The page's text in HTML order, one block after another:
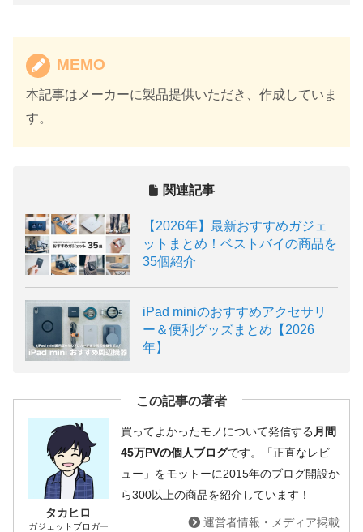
MEMO
本記事はメーカーに製品提供いただき、作成していま
す。
関連記事
【2026年】最新おすすめガジェ
ットまとめ！ベストバイの商品を
35個紹介
iPad miniのおすすめアクセサリ
ー＆便利グッズまとめ【2026
年】
この記事の著者
タカヒロ
ガジェットブロガー
買ってよかったモノについて発信する 月間
45万PVの個人ブログです。「正直なレビ
ュー」をモットーに2015年のブログ開設か
ら300以上の商品を紹介しています！
運営者情報・メディア掲載